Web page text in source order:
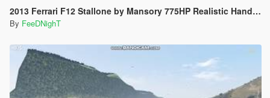
2013 Ferrari F12 Stallone by Mansory 775HP Realistic Handling
By FeeDNighT